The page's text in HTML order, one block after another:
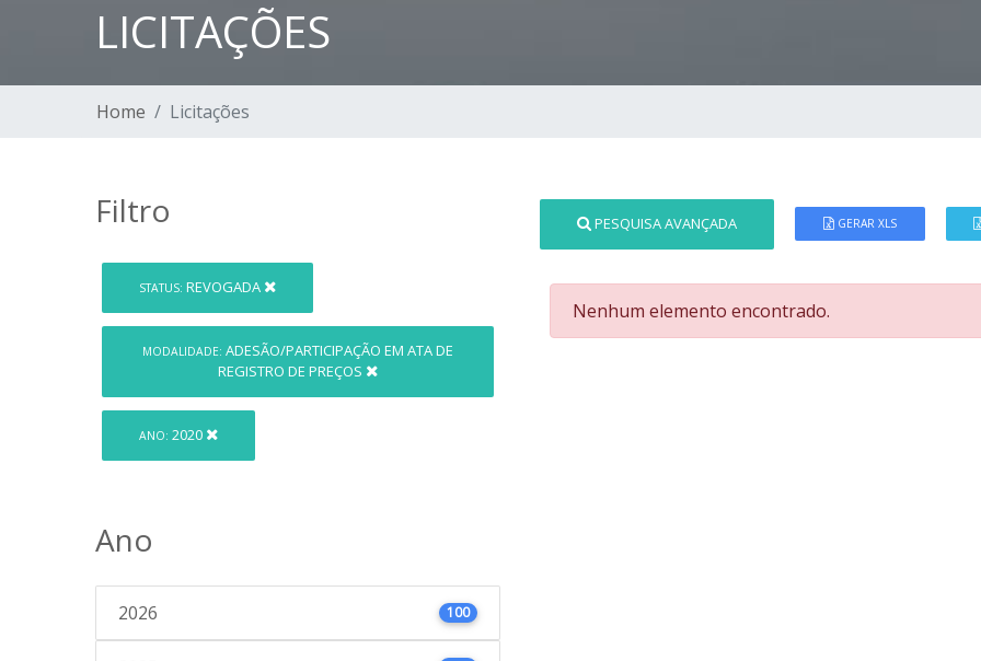
LICITAÇÕES
Home Licitações
Filtro
STATUS: REVOGADA
MODALIDADE: ADESÃO/PARTICIPAÇÃO EM ATA DE
REGISTRO DE PREÇOS
ANO: 2020
Ano
2026 100
PESQUISA AVANÇADA GERAR XLS
Nenhum elemento encontrado.